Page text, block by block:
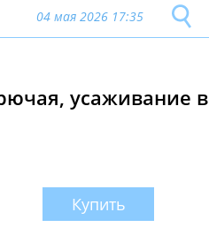
04 мая 2026 17:35
усаживание в
Купить